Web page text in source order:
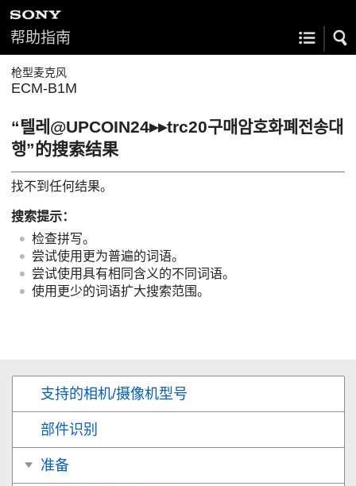
帮助指南
枪型麦克风
ECM-B1M
“텔레@UPCOIN24▸▸trc20구매암호화폐전송대
행”的搜索结果
找不到任何结果。
搜索提示：
检查拼写。
尝试使用更为普遍的词语。
尝试使用具有相同含义的不同词语。
使用更少的词语扩大搜索范围。
支持的相机/摄像机型号
部件识别
准备